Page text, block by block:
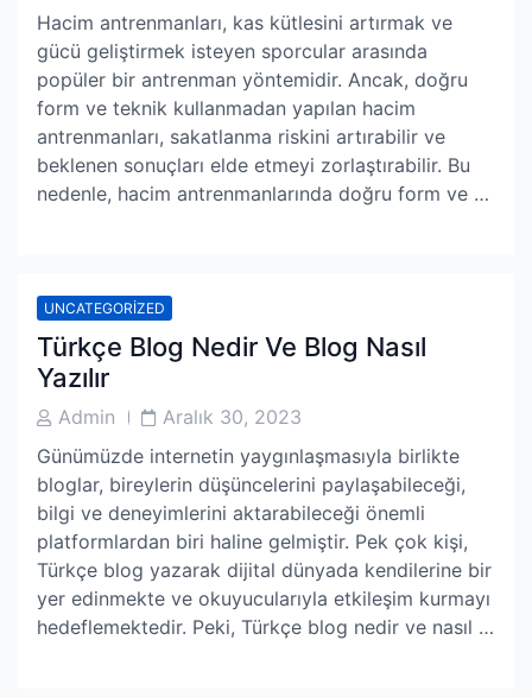
Hacim antrenmanları, kas kütlesini artırmak ve
gücü geliştirmek isteyen sporcular arasında
popüler bir antrenman yöntemidir. Ancak, doğru
form ve teknik kullanmadan yapılan hacim
antrenmanları, sakatlanma riskini artırabilir ve
beklenen sonuçları elde etmeyi zorlaştırabilir. Bu
nedenle, hacim antrenmanlarında doğru form ve …
UNCATEGORIZED
Türkçe Blog Nedir Ve Blog Nasıl
Yazılır
PostAdmin
PostAralık 30, 2023
Günümüzde internetin yaygınlaşmasıyla birlikte
bloglar, bireylerin düşüncelerini paylaşabileceği,
bilgi ve deneyimlerini aktarabileceği önemli
platformlardan biri haline gelmiştir. Pek çok kişi,
Türkçe blog yazarak dijital dünyada kendilerine bir
yer edinmekte ve okuyucularıyla etkileşim kurmayı
hedeflemektedir. Peki, Türkçe blog nedir ve nasıl …